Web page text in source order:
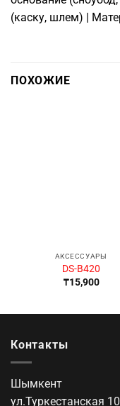
(каску, шлем) |
ПОХОЖИЕ
АКСЕССУАРЫ
DS-B420
₸15,900
Контакты
Шымкент
ул.Туркестанская